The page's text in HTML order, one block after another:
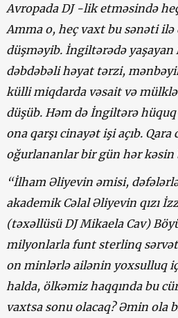
Avropada DJ -lik etməsində
Amma o, heç vaxt bu sənəti
düşməyib. İngiltərədə
dəbdəbəli həyat tərzi,
külli miqdarda vəsait və
düşüb. Həm də İngiltərə
ona qarşı cinayət işi açıb. Qara
oğurlananlar bir gün hər kəsin
“İlham Əliyevin əmisi,
akademik Cəlal Əliyevin qızı
(təxəllüsü DJ Mikaela Cav)
milyonlarla funt sterlinq sərvəti
on minlərlə ailənin yoxsulluq
halda, ölkəmiz haqqında bu
vaxtsa sonu olacaq? Əmin ola